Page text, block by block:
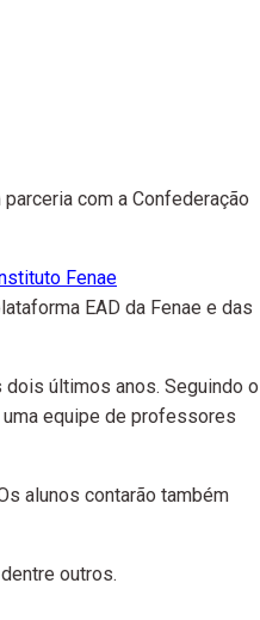
com a Confederação
Fenae
EAD da Fenae e das
últimos anos. Seguindo o
equipe de professores
alunos contarão também
outros.